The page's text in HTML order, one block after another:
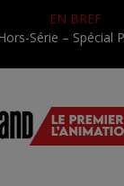
EN BREF